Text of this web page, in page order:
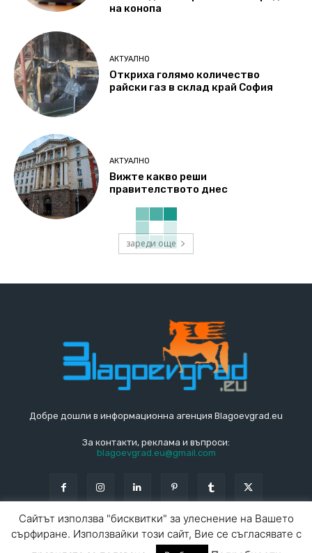
на конопа
АКТУАЛНО
Откриха голямо количество
райски газ в склад край София
АКТУАЛНО
Вижте какво реши
правителството днес
зареди още
Добре дошли в информационна агенция Blagoevgrad.eu
За контакти, реклама и въпроси:
blagoevgrad.eu@gmail.com
Общи условия
Сайтът използва "бисквитки" за улеснение на Вашето
сърфиране. Използвайки този сайт, Вие се съгласявате с